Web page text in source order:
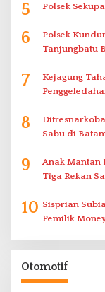
5 Polsek
6
Polsek
Tanjungbatu
7
Kejagung
8
Sabu di
9
Anak Mantan
Tiga Rekan
10 Sisprian
Pemilik
Otomotif